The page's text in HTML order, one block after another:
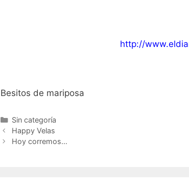
http://
Besitos de mariposa
Categorías
Sin categoría
Navegación
de
Happy Velas
Hoy corremos…